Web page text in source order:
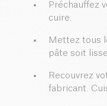
Préchauffez
cuire.
Mettez tous
pâte soit
Recouvrez
fabricant.